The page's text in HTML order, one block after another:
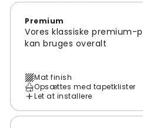
Premium
Vores klassiske premium-
kan bruges overalt
Mat finish
Opsættes med tapetklister
Let at installere